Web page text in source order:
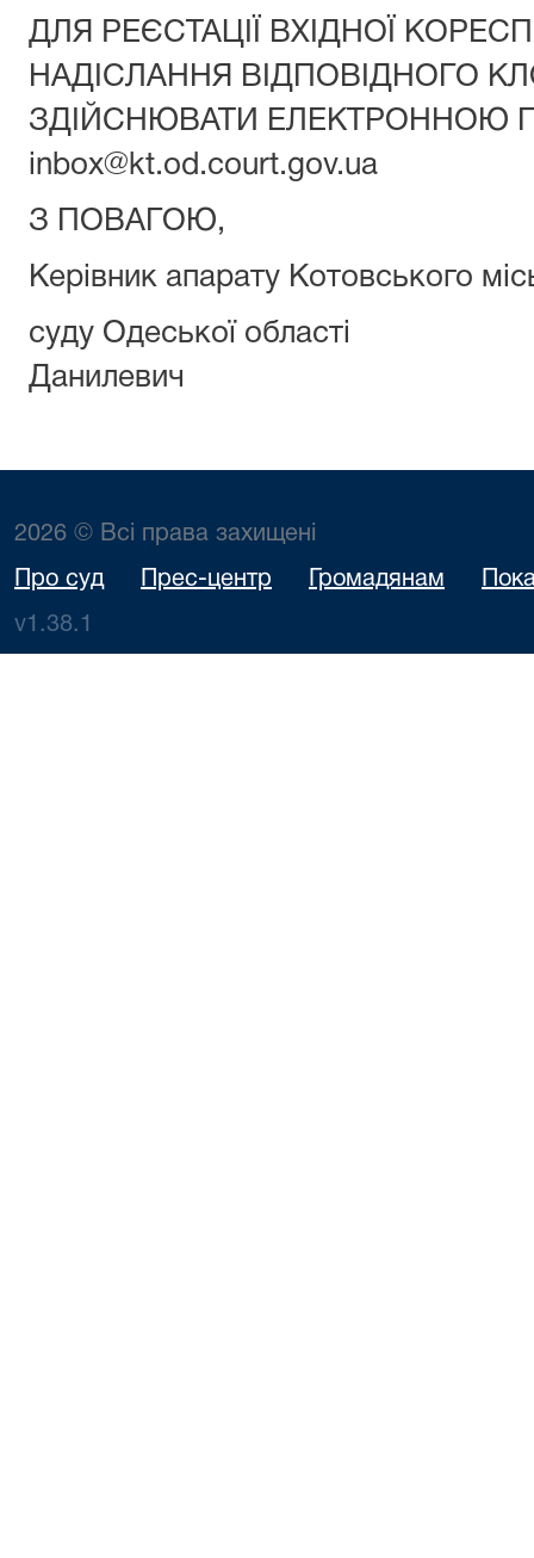
ДЛЯ РЕЄСТАЦІЇ ВХІДНОЇ
НАДІСЛАННЯ ВІДПОВІДНОГО
ЗДІЙСНЮВАТИ ЕЛЕКТРОННОЮ
inbox@kt.od.court.gov.ua
З ПОВАГОЮ,
Керівник апарату Котовського
суду Одеської
Данилевич
2026 © Всі права захищені
Про суд Прес-центр Громадянам
v1.38.1